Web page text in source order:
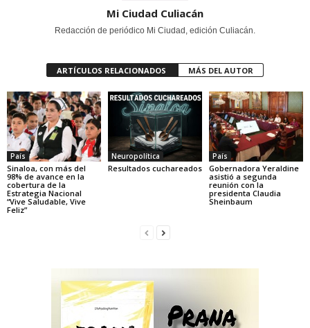
Mi Ciudad Culiacán
Redacción de periódico Mi Ciudad, edición Culiacán.
ARTÍCULOS RELACIONADOS MÁS DEL AUTOR
País
Sinaloa, con más del
98% de avance en la
cobertura de la
Estrategia Nacional
“Vive Saludable, Vive
Feliz”
Neuropolítica
Resultados cuchareados
País
Gobernadora Yeraldine
asistió a segunda
reunión con la
presidenta Claudia
Sheinbaum